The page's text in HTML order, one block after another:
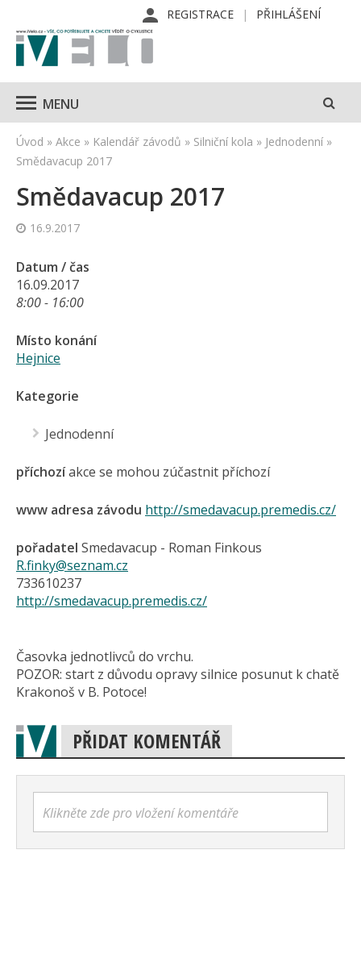
REGISTRACE PŘIHLÁŠENÍ
MENU
Úvod » Akce » Kalendář závodů » Silniční kola » Jednodenní »
Smědavacup 2017
Smědavacup 2017
16.9.2017
Datum / čas
16.09.2017
8:00 - 16:00
Místo konání
Hejnice
Kategorie
Jednodenní
příchozíakce se mohou zúčastnit příchozí
www adresa závodu http://smedavacup.premedis.cz/
pořadatel Smedavacup - Roman Finkous
R.finky@seznam.cz
733610237
http://smedavacup.premedis.cz/
Časovka jednotlivců do vrchu.
POZOR: start z důvodu opravy silnice posunut k chatě
Krakonoš v B. Potoce!
PŘIDAT KOMENTÁŘ
Klikněte zde pro vložení komentáře